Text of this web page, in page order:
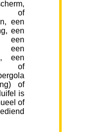
of
een
een
een
een
of
of
is
of